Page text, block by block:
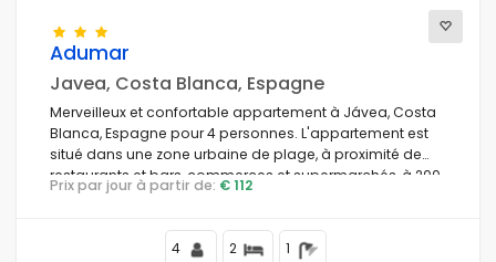
Adumar
Javea, Costa Blanca, Espagne
Merveilleux et confortable appartement à Jávea, Costa
Blanca, Espagne pour 4 personnes. L'appartement est
situé dans une zone urbaine de plage, à proximité de
restaurants et bars, commerces et supermarchés, à 200
m de la plage de Playa de la Grava et à 0,2 km de
Prix par jour à partir de: € 112
4 2 1